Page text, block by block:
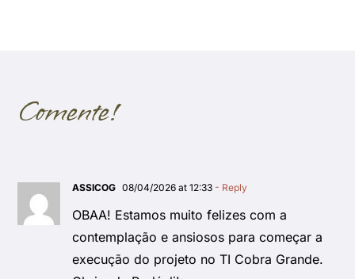
Comente!
ASSICOG 08/04/2026 at 12:33 - Reply
OBAA! Estamos muito felizes com a
contemplação e ansiosos para começar a
execução do projeto no TI Cobra Grande.